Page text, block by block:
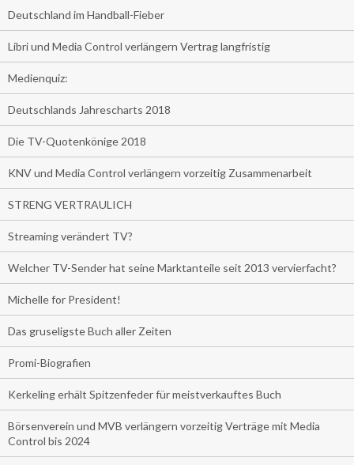
Deutschland im Handball-Fieber
Libri und Media Control verlängern Vertrag langfristig
Medienquiz:
Deutschlands Jahrescharts 2018
Die TV-Quotenkönige 2018
KNV und Media Control verlängern vorzeitig Zusammenarbeit
STRENG VERTRAULICH
Streaming verändert TV?
Welcher TV-Sender hat seine Marktanteile seit 2013 vervierfacht?
Michelle for President!
Das gruseligste Buch aller Zeiten
Promi-Biografien
Kerkeling erhält Spitzenfeder für meistverkauftes Buch
Börsenverein und MVB verlängern vorzeitig Verträge mit Media
Control bis 2024